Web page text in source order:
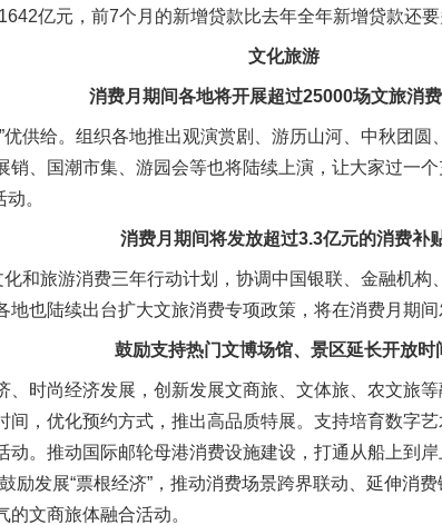
亿元，前7个月的新增贷款比去年全年新增贷款还要
文化旅游
消费月期间各地将开展超过25000场文旅消
供给。组织各地推出观演赏剧、游历山河、中秋团圆
销、国潮市集、游园会等也将陆续上演，让大家过一
。
消费月期间将发放超过3.3亿元的消费补
和旅游消费三年行动计划，协调中国银联、金融机构
地也陆续出台扩大文旅消费专项政策，将在消费月期间
鼓励支持热门文博场馆、景区延长开放时
时尚经济发展，创新发展文商旅、文体旅、农文旅等
间，优化预约方式，推出高品质特展。支持培育数字
动。推动国际邮轮母港消费设施建设，打通从船上到岸
励发展“票根经济”，推动消费场景跨界联动、延伸消
文商旅体融合活动。